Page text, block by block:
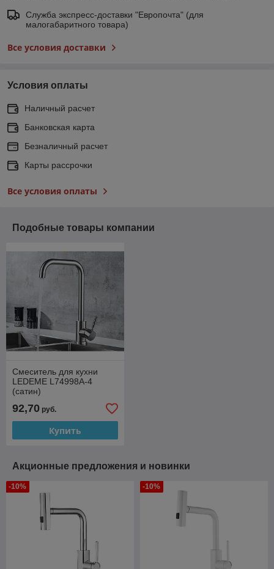
Служба экспресс-доставки "Европочта" (для
малогабаритного товара)
Все условия доставки
Условия оплаты
Наличный расчет
Банковская карта
Безналичный расчет
Карты рассрочки
Все условия оплаты
Подобные товары компании
Смеситель для кухни
LEDEME L74998A-4
(сатин)
92,70 руб.
Купить
Акционные предложения и новинки
-10% -10%